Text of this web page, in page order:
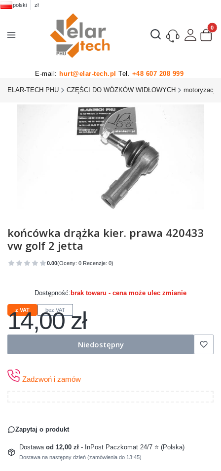
polski zł
Otwórz wyszukiwarkę
E-mail: hurt@elar-tech.pl Tel. +48 607 208 999
ELAR-TECH PHU CZĘŚCI DO WÓZKÓW WIDŁOWYCH motoryzacja
końcówka drążka kier. prawa 420433
vw golf 2 jetta
0.00(Oceny: 0 Recenzje: 0)
Przejdź do sekcji Opinie
Dostępność: brak towaru - cena może ulec zmianie
z VAT bez VAT
Cena
14,00 zł
Niedostępny
Zadzwoń i zamów
Zapytaj o produkt
Dostawa od 12,00 zł - InPost Paczkomat 24/7 ⭐ (Polska)
Dostawa na następny dzień (zamówienia do 13:45)